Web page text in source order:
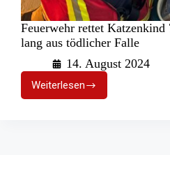
Feuerwehr rettet Katzenkind
lang aus tödlicher Falle
14. August 2024
WeiterlesenFeuerwehr
rettet